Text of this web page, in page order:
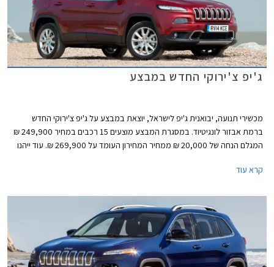
ג'יפ צ'ירוקי החדש במבצע
מכשירי תנועה, יבואנית ג'יפ לישראל, יוצאת במבצע על ג'יפ צ'ירוקי החדש
ברמת אבזור לונגיטיוד. במסגרת המבצע מוצעים 15 רכבים במחיר 249,900 ₪
המגלם הנחה של 20,000 ₪ ממחיר המחירון העומד על 269,900 ₪. עוד ייהנו
ייערך בכל אולמות התצוגה של החברה.
קרא עוד